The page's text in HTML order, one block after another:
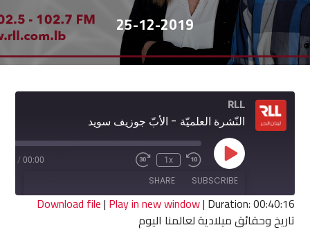
25-12-2019
RLL
النّشرة العلميّة - الأبّ جوزيف سويد
Play
Episode
Rewind
10
Seconds
1x
Fast
seconds
00:00
/
SUBSCRIBE
SHARE
SHARE
Download file| Play in new window| Duration: 00:40:16
تاريخ وحقائق ميلادية لعالمنا اليوم